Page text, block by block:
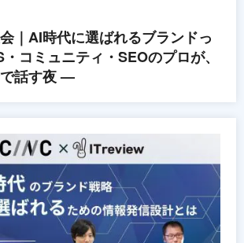
｜AI時代に選ばれるブランドっ
コミュニティ・SEOのプロが、
話す夜 —